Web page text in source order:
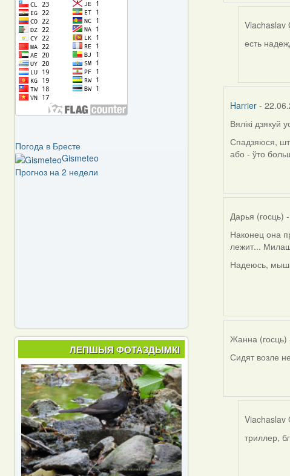
Viachaslav
In
by
есть
Harrier -
Вялікі
Спадзяюся,
або - ўто
Дарья (госць)
Наконец она
лежит...
Надеюсь,
Жанна (госць)
Сидят возле
Viachaslav
In
триллер,
Погода в Бресте
Gismeteo
Прогноз на 2 недели
ЛЕПШЫЯ ФОТАЗДЫМКІ